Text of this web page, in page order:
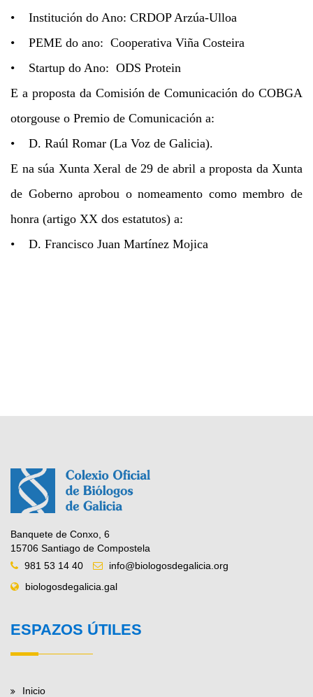
• Institución do Ano: CRDOP Arzúa-Ulloa
• PEME do ano: Cooperativa Viña Costeira
• Startup do Ano: ODS Protein
E a proposta da Comisión de Comunicación do COBGA
otorgouse o Premio de Comunicación a:
• D. Raúl Romar (La Voz de Galicia).
E na súa Xunta Xeral de 29 de abril a proposta da Xunta
de Goberno aprobou o nomeamento como membro de
honra (artigo XX dos estatutos) a:
• D. Francisco Juan Martínez Mojica
Banquete de Conxo, 6
15706 Santiago de Compostela
981 53 14 40
info@biologosdegalicia.org
biologosdegalicia.gal
ESPAZOS ÚTILES
Inicio